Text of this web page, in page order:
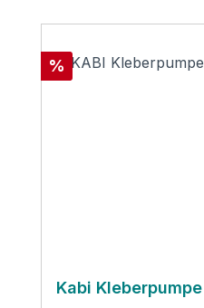
Rabatt
%
Kabi